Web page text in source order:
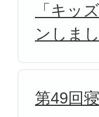
「キッ
ンしま
第49回